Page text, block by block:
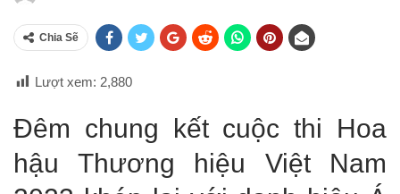
Chia Sẽ
Lượt xem: 2,880
Đêm chung kết cuộc thi Hoa
hậu Thương hiệu Việt Nam